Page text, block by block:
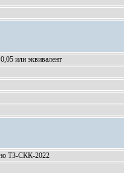
или эквивалент
ТЗ-СКК-2022